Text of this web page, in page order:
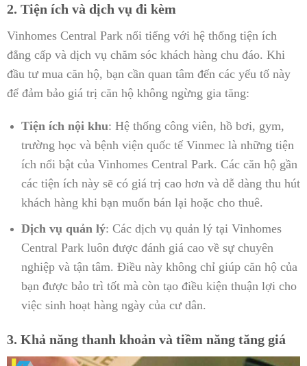
2. Tiện ích và dịch vụ đi kèm
Vinhomes Central Park nổi tiếng với hệ thống tiện ích
đẳng cấp và dịch vụ chăm sóc khách hàng chu đáo. Khi
đầu tư mua căn hộ, bạn cần quan tâm đến các yếu tố này
để đảm bảo giá trị căn hộ không ngừng gia tăng:
Tiện ích nội khu: Hệ thống công viên, hồ bơi, gym,
trường học và bệnh viện quốc tế Vinmec là những tiện
ích nổi bật của Vinhomes Central Park. Các căn hộ gần
các tiện ích này sẽ có giá trị cao hơn và dễ dàng thu hút
khách hàng khi bạn muốn bán lại hoặc cho thuê.
Dịch vụ quản lý: Các dịch vụ quản lý tại Vinhomes
Central Park luôn được đánh giá cao về sự chuyên
nghiệp và tận tâm. Điều này không chỉ giúp căn hộ của
bạn được bảo trì tốt mà còn tạo điều kiện thuận lợi cho
việc sinh hoạt hàng ngày của cư dân.
3. Khả năng thanh khoản và tiềm năng tăng giá